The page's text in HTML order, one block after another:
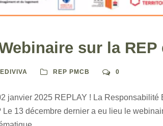
sur la
REP PMCB 0
janvier 2025 REPLAY ! La
13 décembre dernier a eu lieu le